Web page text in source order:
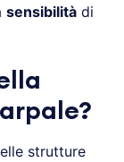
sensibilità di
strutture